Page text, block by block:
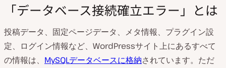
「データベース接続確立エラー」とは
投稿データ、固定ページデータ、メタ情報、プラグイン設
定、ログイン情報など、WordPressサイト上にあるすべて
の情報は、 MySQLデータベースに格納されています。ただ